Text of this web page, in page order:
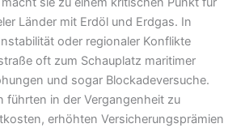
Länder mit Erdöl und Erdgas. In
oder regionaler Konflikte
oft zum Schauplatz maritimer
und sogar Blockadeversuche.
führten in der Vergangenheit zu
erhöhten Versicherungsprämien